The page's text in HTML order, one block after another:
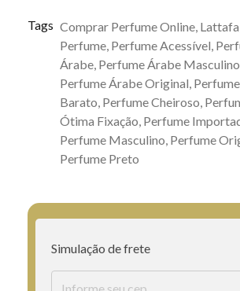
Simulação de frete
Tags Comprar Perfume Online, Lattafa
Perfume, Perfume Acessível,
Árabe, Perfume Árabe Masculino
Perfume Árabe Original, Perfume
Barato, Perfume Cheiroso,
Ótima Fixação, Perfume
Perfume Masculino, Perfume
Perfume Preto